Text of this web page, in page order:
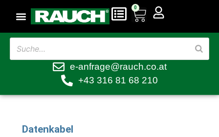
0
e-anfrage@rauch.co.at
+43 316 81 68 210
Datenkabel